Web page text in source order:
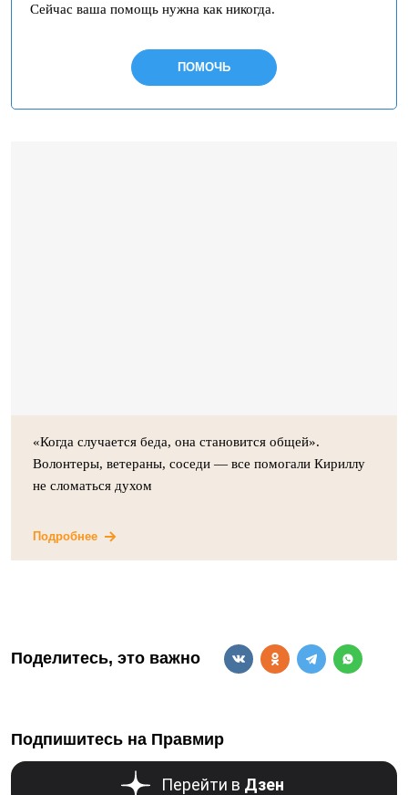
Сейчас ваша помощь нужна как никогда.
ПОМОЧЬ
«Когда случается беда, она становится общей».
Волонтеры, ветераны, соседи — все помогали Кириллу
не сломаться духом
Подробнее
Поделитесь, это важно
Подпишитесь на Правмир
Перейти в Дзен